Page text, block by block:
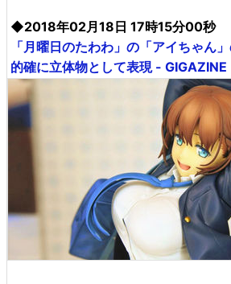
◆2018年02月18日 17時15分00秒
「月曜日のたわわ」の「アイちゃん
的確に立体物として表現 - GIGAZINE